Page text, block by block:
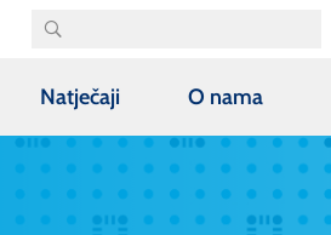
Natječaji O nama